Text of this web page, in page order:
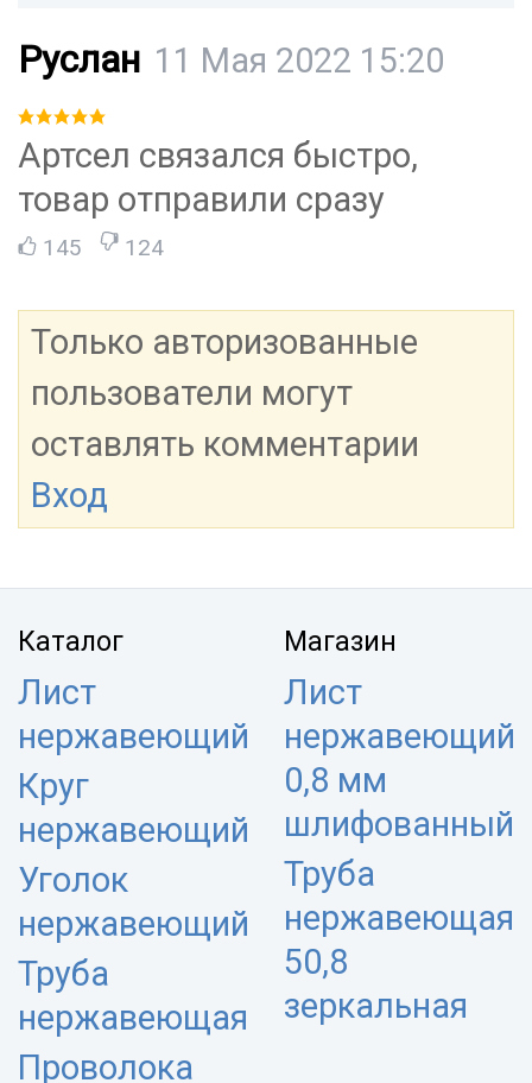
Руслан 11 Мая 2022 15:20
Артсел связался быстро,
товар отправили сразу
145 124
Только авторизованные
пользователи могут
оставлять комментарии
Вход
Каталог
Лист
нержавеющий
Круг
нержавеющий
Уголок
нержавеющий
Труба
нержавеющая
Проволока
Магазин
Лист
нержавеющий
0,8 мм
шлифованный
Труба
нержавеющая
50,8
зеркальная